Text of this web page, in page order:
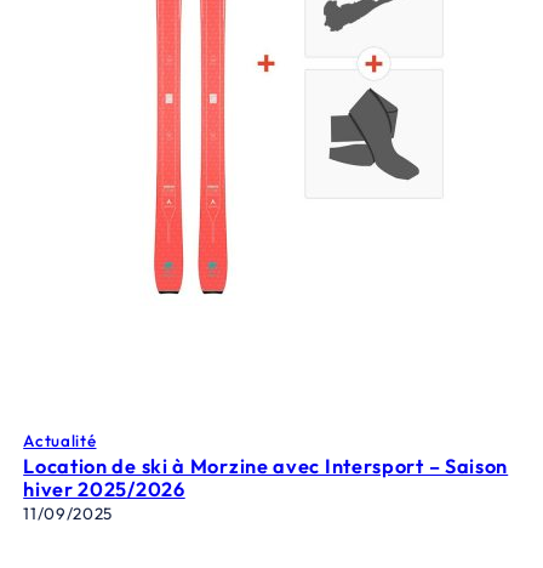
Actualité
Location de ski à Morzine avec Intersport – Saison
hiver 2025/2026
11/09/2025